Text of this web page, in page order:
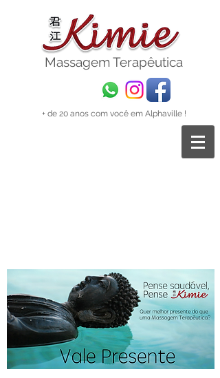
MassagemTerapêutica
+ de 20 anos com você em Alphaville !